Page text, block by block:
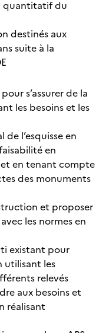
quantitatif du
destinés aux
suite à la
s’assurer de la
les besoins et les
l’esquisse en
en
et en tenant compte
des monuments
et proposer
les normes en
existant pour
utilisant les
relevés
aux besoins et
réalisant